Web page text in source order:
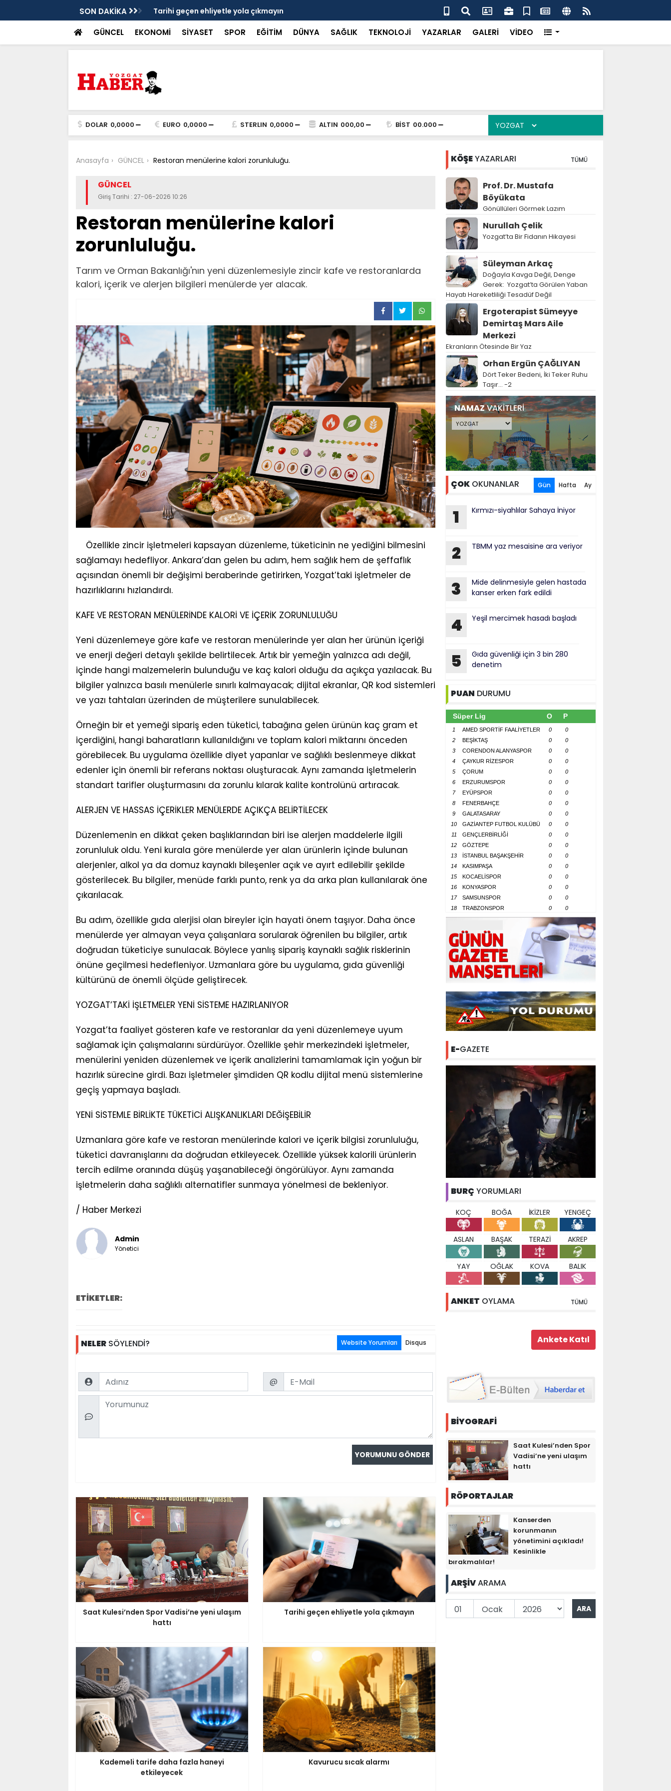
SON DAKİKA Tarihi geçen ehliyetle yola çıkmayın Kademeli tarife daha fazla haneyi etkileyecek
GÜNCEL EKONOMİ SİYASET SPOR EĞİTİM DÜNYA SAĞLIK TEKNOLOJİ YAZARLAR GALERİ VİDEO
DOLAR 0,0000 EURO 0,0000 STERLIN 0,0000 ALTIN 000,00 BİST 00.000
Anasayfa GÜNCEL Restoran menülerine kalori zorunluluğu.
GÜNCEL
Giriş Tarihi : 27-06-2026 10:26
Restoran menülerine kalori
zorunluluğu.
Tarım ve Orman Bakanlığı'nın yeni düzenlemesiyle zincir kafe ve restoranlarda
kalori, içerik ve alerjen bilgileri menülerde yer alacak.
Özellikle zincir işletmeleri kapsayan düzenleme, tüketicinin ne yediğini bilmesini
sağlamayı hedefliyor. Ankara’dan gelen bu adım, hem sağlık hem de şeffaflık
açısından önemli bir değişimi beraberinde getirirken, Yozgat’taki işletmeler de
hazırlıklarını hızlandırdı.
KAFE VE RESTORAN MENÜLERİNDE KALORİ VE İÇERİK ZORUNLULUĞU
Yeni düzenlemeye göre kafe ve restoran menülerinde yer alan her ürünün içeriği
ve enerji değeri detaylı şekilde belirtilecek. Artık bir yemeğin yalnızca adı değil,
içinde hangi malzemelerin bulunduğu ve kaç kalori olduğu da açıkça yazılacak. Bu
bilgiler yalnızca basılı menülerle sınırlı kalmayacak; dijital ekranlar, QR kod sistemleri
ve yazı tahtaları üzerinden de müşterilere sunulabilecek.
Örneğin bir et yemeği sipariş eden tüketici, tabağına gelen ürünün kaç gram et
içerdiğini, hangi baharatların kullanıldığını ve toplam kalori miktarını önceden
görebilecek. Bu uygulama özellikle diyet yapanlar ve sağlıklı beslenmeye dikkat
edenler için önemli bir referans noktası oluşturacak. Aynı zamanda işletmelerin
standart tarifler oluşturmasını da zorunlu kılarak kalite kontrolünü artıracak.
ALERJEN VE HASSAS İÇERİKLER MENÜLERDE AÇIKÇA BELİRTİLECEK
Düzenlemenin en dikkat çeken başlıklarından biri ise alerjen maddelerle ilgili
zorunluluk oldu. Yeni kurala göre menülerde yer alan ürünlerin içinde bulunan
alerjenler, alkol ya da domuz kaynaklı bileşenler açık ve ayırt edilebilir şekilde
gösterilecek. Bu bilgiler, menüde farklı punto, renk ya da arka plan kullanılarak öne
çıkarılacak.
Bu adım, özellikle gıda alerjisi olan bireyler için hayati önem taşıyor. Daha önce
menülerde yer almayan veya çalışanlara sorularak öğrenilen bu bilgiler, artık
doğrudan tüketiciye sunulacak. Böylece yanlış sipariş kaynaklı sağlık risklerinin
önüne geçilmesi hedefleniyor. Uzmanlara göre bu uygulama, gıda güvenliği
kültürünü de önemli ölçüde geliştirecek.
YOZGAT’TAKİ İŞLETMELER YENİ SİSTEME HAZIRLANIYOR
Yozgat’ta faaliyet gösteren kafe ve restoranlar da yeni düzenlemeye uyum
sağlamak için çalışmalarını sürdürüyor. Özellikle şehir merkezindeki işletmeler,
menülerini yeniden düzenlemek ve içerik analizlerini tamamlamak için yoğun bir
hazırlık sürecine girdi. Bazı işletmeler şimdiden QR kodlu dijital menü sistemlerine
geçiş yapmaya başladı.
YENİ SİSTEMLE BİRLİKTE TÜKETİCİ ALIŞKANLIKLARI DEĞİŞEBİLİR
Uzmanlara göre kafe ve restoran menülerinde kalori ve içerik bilgisi zorunluluğu,
tüketici davranışlarını da doğrudan etkileyecek. Özellikle yüksek kalorili ürünlerin
tercih edilme oranında düşüş yaşanabileceği öngörülüyor. Aynı zamanda
işletmelerin daha sağlıklı alternatifler sunmaya yönelmesi de bekleniyor.
/ Haber Merkezi
Admin
Yönetici
ETİKETLER:
NELERSÖYLENDİ? Website Yorumları Disqus
Name Email
@
Comment
Saat Kulesi’nden Spor Vadisi’ne yeni ulaşım
hattı
Tarihi geçen ehliyetle yola çıkmayın
Kademeli tarife daha fazla haneyi
etkileyecek
Kavurucu sıcak alarmı
KÖŞEYAZARLARI TÜMÜ
Prof. Dr. Mustafa
Böyükata
Gönüllüleri Görmek Lazım
Nurullah Çelik
Yozgat’ta Bir Fidanın Hikayesi
Süleyman Arkaç
Doğayla Kavga Değil, Denge
Gerek: Yozgat’ta Görülen Yaban
Hayatı Hareketliliği Tesadüf Değil
Ergoterapist Sümeyye
Demirtaş Mars Aile
Merkezi
Ekranların Ötesinde Bir Yaz
Orhan Ergün ÇAĞLIYAN
Dört Teker Bedeni, İki Teker Ruhu
Taşır… -2
NAMAZVAKİTLERİ
ÇOKOKUNANLAR Gün Hafta Ay
1 Kırmızı-siyahlılar Sahaya İniyor
2 TBMM yaz mesaisine ara veriyor
3
Mide delinmesiyle gelen hastada
kanser erken fark edildi
4 Yeşil mercimek hasadı başladı
5
Gıda güvenliği için 3 bin 280
denetim
PUAN DURUMU
Süper Lig O P
1 AMED SPORTİF FAALİYETLER 0
0
2
BEŞİKTAŞ 0
0
3
CORENDON ALANYASPOR 0
0
4
ÇAYKUR RİZESPOR 0
0
5
ÇORUM 0
0
6
ERZURUMSPOR 0
0
7
EYÜPSPOR 0
0
8
FENERBAHÇE 0
0
9
GALATASARAY 0
0
10
GAZİANTEP FUTBOL KULÜBÜ 0
0
11
GENÇLERBİRLİĞİ 0
0
12
GÖZTEPE 0
0
13
İSTANBUL BAŞAKŞEHİR 0
0
14
KASIMPAŞA 0
0
15
KOCAELİSPOR 0
0
16
KONYASPOR 0
0
17
SAMSUNSPOR 0
0
18
TRABZONSPOR 0 0
E-GAZETE
BURÇ YORUMLARI
KOÇ BOĞA İKİZLER YENGEÇ
ASLAN BAŞAK TERAZİ AKREP
YAY OĞLAK KOVA BALIK
ANKET OYLAMA TÜMÜ
BİYOGRAFİ
Saat Kulesi’nden Spor
Vadisi’ne yeni ulaşım
hattı
RÖPORTAJLAR
Kanserden
korunmanın
yönetimini açıkladı!
Kesinlikle
bırakmalılar!
ARŞİVARAMA